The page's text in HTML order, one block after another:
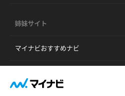
姉妹サイト
マイナビおすすめナビ